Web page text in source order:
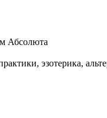
Абсолюта
эзотерика,